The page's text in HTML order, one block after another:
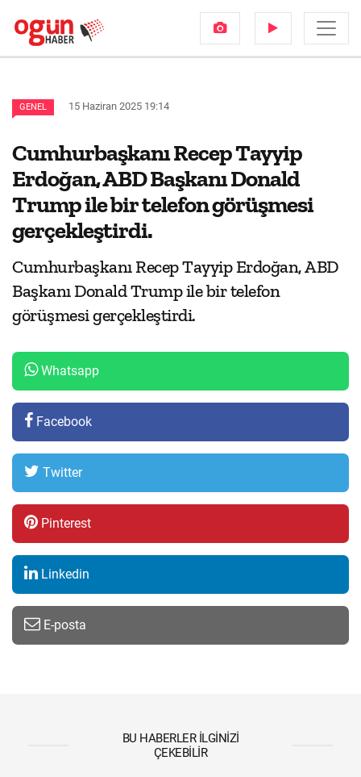
GENEL 15 Haziran 2025 19:14
Cumhurbaşkanı Recep Tayyip
Erdoğan, ABD Başkanı Donald
Trump ile bir telefon görüşmesi
gerçekleştirdi.
Cumhurbaşkanı Recep Tayyip Erdoğan, ABD
Başkanı Donald Trump ile bir telefon
görüşmesi gerçekleştirdi.
Whatsapp
Facebook
Twitter
Pinterest
Linkedin
E-posta
BU HABERLER İLGINIZI
ÇEKEBILIR